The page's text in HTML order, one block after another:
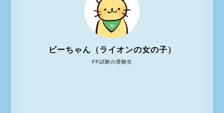
FP試験の受験生
ビーちゃん（ライオンの女の子）